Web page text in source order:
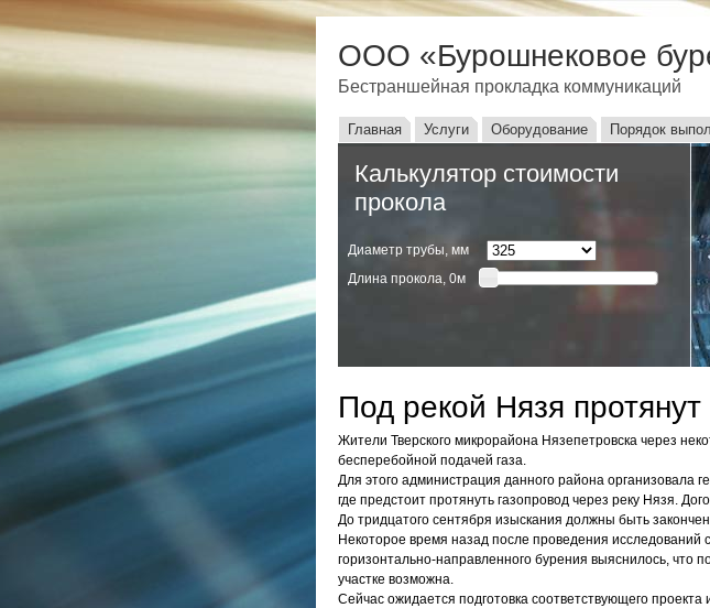
ООО «Бурошнековое
Бестраншейная прокладка коммуникаций
Главное меню
Главная Услуги Оборудование Порядок
Калькулятор стоимости
прокола
Диаметр трубы, мм
Длина прокола, 0м
Под рекой Нязя протянут
Жители Тверского микрорайона Нязепетровска через
бесперебойной подачей газа.
Для этого администрация данного района организовала
где предстоит протянуть газопровод через реку Нязя.
До тридцатого сентября изыскания должны быть
Некоторое время назад после проведения
горизонтально-направленного бурения выяснилось, что
участке возможна.
Сейчас ожидается подготовка соответствующего